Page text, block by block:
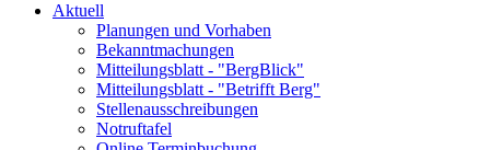
Aktuell
Planungen und Vorhaben
Bekanntmachungen
Mitteilungsblatt - "BergBlick"
Mitteilungsblatt - "Betrifft Berg"
Stellenausschreibungen
Notruftafel